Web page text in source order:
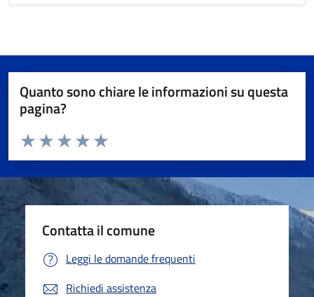
Quanto sono chiare le informazioni su questa
pagina?
Valuta da 1 a 5 stelle la pagina
Valuta 5 stelle su 5
Valuta 4 stelle su 5
Valuta 3 stelle su 5
Valuta 2 stelle su 5
Valuta 1 stelle su 5
Contatta il comune
Leggi le domande frequenti
Richiedi assistenza